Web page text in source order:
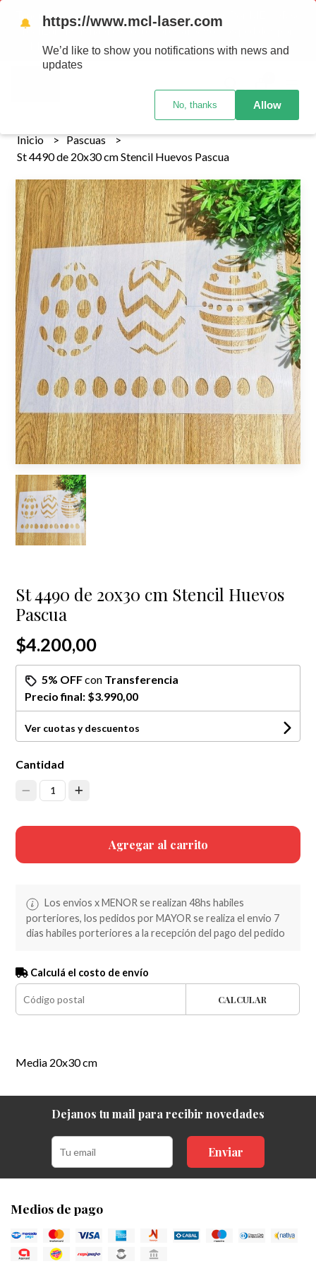
Tenemos envios a todo el pais!........ Los envios Por MENOR se
realizan 48 hs habiles porteriores al pago , los pedidos por
MAYOR se envian 7 dias posteriores al pago del pedido
Inicio
Pascuas
St 4490 de 20x30 cm Stencil Huevos Pascua
St 4490 de 20x30 cm Stencil Huevos
Pascua
$4.200,00
5% OFFcon Transferencia
Precio final: $3.990,00
Ver cuotas y descuentos
Cantidad
1
Agregar al carrito
Los envios x MENOR se realizan 48hs habiles
porteriores, los pedidos por MAYOR se realiza el envio 7
dias habiles porteriores a la recepción del pago del pedido
Calculá el costo de envío
CALCULAR
Media 20x30 cm
Dejanos tu mail para recibir novedades
Enviar
Medios de pago
🔔 https://www.mcl-laser.com
We’d like to show you notifications with news and
updates
No, thanks Allow